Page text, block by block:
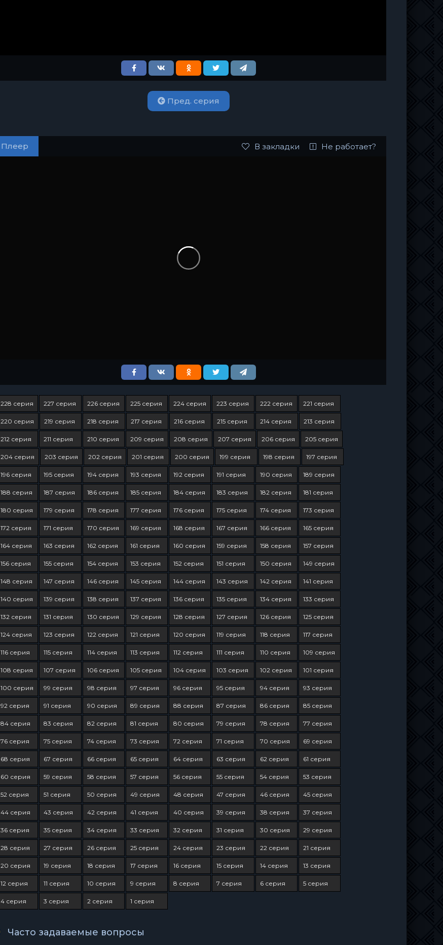
Пред. серия
Плеер В закладки Не работает?
228 серия 227 серия 226 серия 225 серия 224 серия 223 серия 222 серия 221 серия
220 серия 219 серия 218 серия 217 серия 216 серия 215 серия 214 серия 213 серия
212 серия 211 серия 210 серия 209 серия 208 серия 207 серия 206 серия 205 серия
204 серия 203 серия 202 серия 201 серия 200 серия 199 серия 198 серия 197 серия
196 серия 195 серия 194 серия 193 серия 192 серия 191 серия 190 серия 189 серия
188 серия 187 серия 186 серия 185 серия 184 серия 183 серия 182 серия 181 серия
180 серия 179 серия 178 серия 177 серия 176 серия 175 серия 174 серия 173 серия
172 серия 171 серия 170 серия 169 серия 168 серия 167 серия 166 серия 165 серия
164 серия 163 серия 162 серия 161 серия 160 серия 159 серия 158 серия 157 серия
156 серия 155 серия 154 серия 153 серия 152 серия 151 серия 150 серия 149 серия
148 серия 147 серия 146 серия 145 серия 144 серия 143 серия 142 серия 141 серия
140 серия 139 серия 138 серия 137 серия 136 серия 135 серия 134 серия 133 серия
132 серия 131 серия 130 серия 129 серия 128 серия 127 серия 126 серия 125 серия
124 серия 123 серия 122 серия 121 серия 120 серия 119 серия 118 серия 117 серия
116 серия 115 серия 114 серия 113 серия 112 серия 111 серия 110 серия 109 серия
108 серия 107 серия 106 серия 105 серия 104 серия 103 серия 102 серия 101 серия
100 серия 99 серия 98 серия 97 серия 96 серия 95 серия 94 серия 93 серия
92 серия 91 серия 90 серия 89 серия 88 серия 87 серия 86 серия 85 серия
84 серия 83 серия 82 серия 81 серия 80 серия 79 серия 78 серия 77 серия
76 серия 75 серия 74 серия 73 серия 72 серия 71 серия 70 серия 69 серия
68 серия 67 серия 66 серия 65 серия 64 серия 63 серия 62 серия 61 серия
60 серия 59 серия 58 серия 57 серия 56 серия 55 серия 54 серия 53 серия
52 серия 51 серия 50 серия 49 серия 48 серия 47 серия 46 серия 45 серия
44 серия 43 серия 42 серия 41 серия 40 серия 39 серия 38 серия 37 серия
36 серия 35 серия 34 серия 33 серия 32 серия 31 серия 30 серия 29 серия
28 серия 27 серия 26 серия 25 серия 24 серия 23 серия 22 серия 21 серия
20 серия 19 серия 18 серия 17 серия 16 серия 15 серия 14 серия 13 серия
12 серия 11 серия 10 серия 9 серия 8 серия 7 серия 6 серия 5 серия
4 серия 3 серия 2 серия 1 серия
Часто задаваемые вопросы